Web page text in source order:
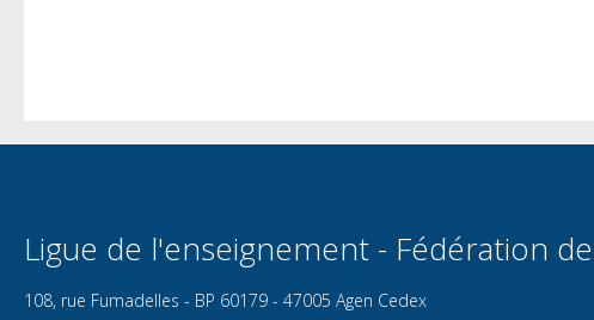
Ligue de l'enseignement - Fédération
108, rue Fumadelles - BP 60179 - 47005 Agen Cedex